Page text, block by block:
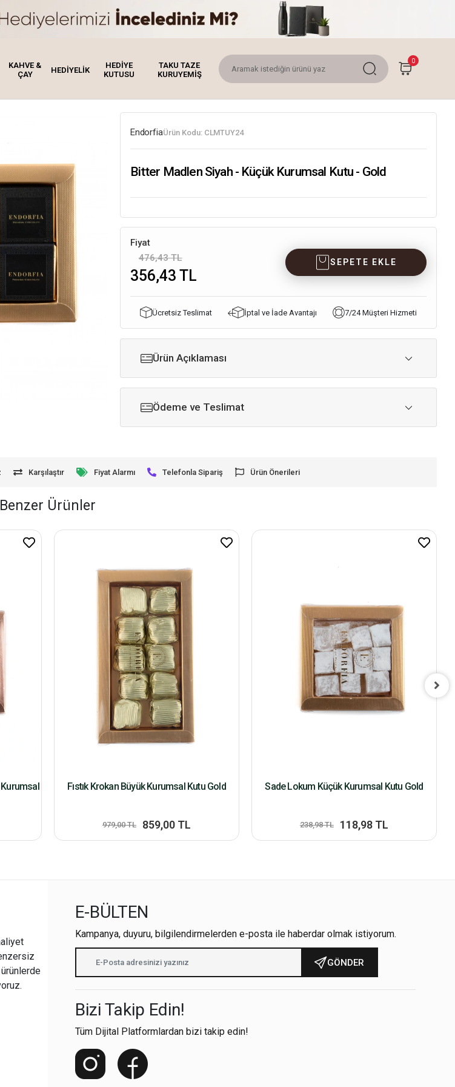
KAHVE &
ÇAY
HEDİYELİK
HEDİYE
KUTUSU
TAKU TAZE
KURUYEMİŞ
0
EndorfiaÜrün Kodu: CLMTUY24
Bitter Madlen Siyah - Küçük Kurumsal Kutu - Gold
Fiyat
476,43 TL
356,43 TL
SEPETE EKLE
Ücretsiz Teslimat İptal ve İade Avantajı 7/24 Müşteri Hizmeti
Ürün Açıklaması
Ödeme ve Teslimat
Karşılaştır Fiyat Alarmı Telefonla Sipariş Ürün Önerileri
Benzer Ürünler
Kurumsal
Fıstık Krokan Büyük Kurumsal Kutu Gold
979,00 TL 859,00 TL
Sade Lokum Küçük Kurumsal Kutu Gold
238,98 TL 118,98 TL
E-BÜLTEN
Kampanya, duyuru, bilgilendirmelerden e-posta ile haberdar olmak istiyorum.
GÖNDER
Bizi Takip Edin!
Tüm Dijital Platformlardan bizi takip edin!